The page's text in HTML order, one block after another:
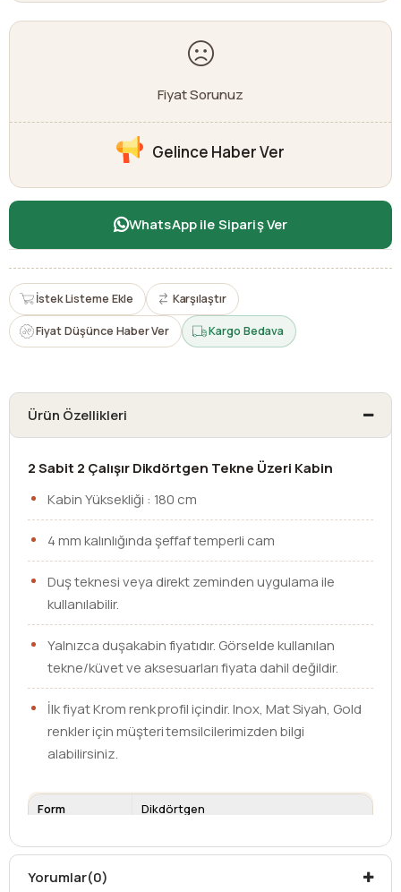
Fiyat Sorunuz
Gelince Haber Ver
WhatsApp ile Sipariş Ver
İstek Listeme Ekle Karşılaştır
Fiyat Düşünce Haber Ver Kargo Bedava
Ürün Özellikleri
2 Sabit 2 Çalışır Dikdörtgen Tekne Üzeri Kabin
Kabin Yüksekliği : 180 cm
4 mm kalınlığında şeffaf temperli cam
Duş teknesi veya direkt zeminden uygulama ile
kullanılabilir.
Yalnızca duşakabin fiyatıdır. Görselde kullanılan
tekne/küvet ve aksesuarları fiyata dahil değildir.
İlk fiyat Krom renk profil içindir. Inox, Mat Siyah, Gold
renkler için müşteri temsilcilerimizden bilgi
alabilirsiniz.
Form
Dikdörtgen
Cam Kalınlığı
Yorumlar(0)